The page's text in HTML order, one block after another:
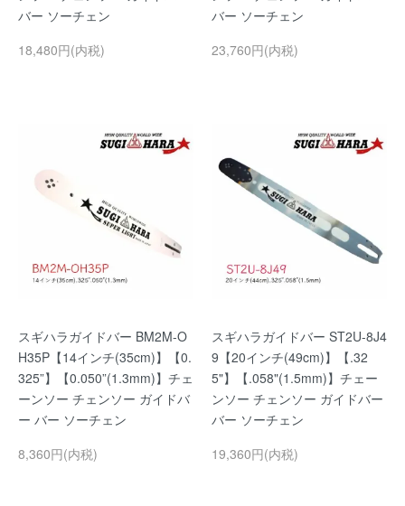
バー ソーチェン
18,480円(内税)
バー ソーチェン
23,760円(内税)
スギハラガイドバー BM2M-O
H35P【14インチ(35cm)】【0.
325”】【0.050”(1.3mm)】チェ
ーンソー チェンソー ガイドバ
ー バー ソーチェン
8,360円(内税)
スギハラガイドバー ST2U-8J4
9【20インチ(49cm)】【.32
5"】【.058"(1.5mm)】チェー
ンソー チェンソー ガイドバー
バー ソーチェン
19,360円(内税)